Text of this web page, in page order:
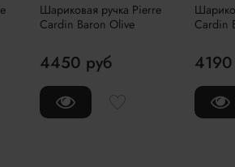
Шариковая ручка Pierre
Cardin Baron Olive
4450 руб
Cardin